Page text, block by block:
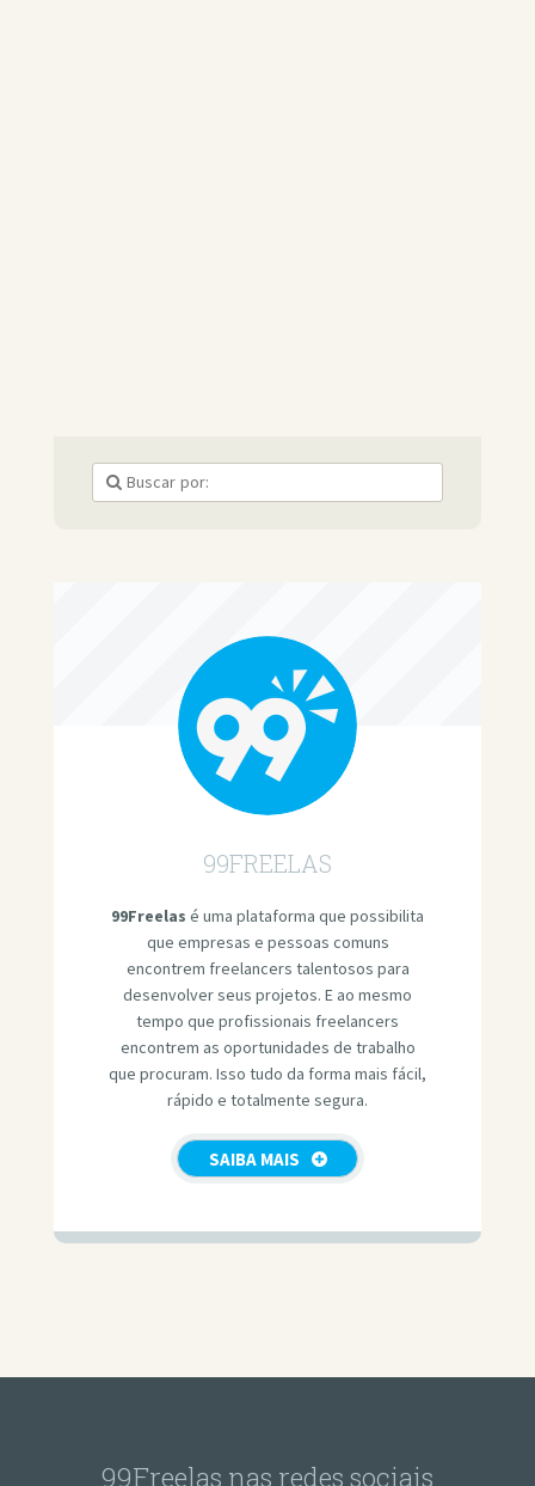
99FREELAS
99Freelas é uma plataforma que possibilita
que empresas e pessoas comuns
encontrem freelancers talentosos para
desenvolver seus projetos. E ao mesmo
tempo que profissionais freelancers
encontrem as oportunidades de trabalho
que procuram. Isso tudo da forma mais fácil,
rápido e totalmente segura.
SAIBA MAIS
99Freelas nas redes sociais